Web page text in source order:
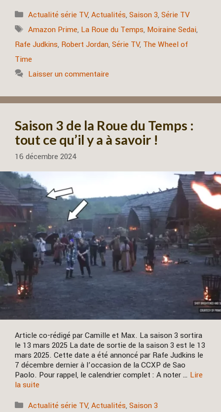
Catégories
Actualité série TV,Actualités,Saison 3,Série TV
Étiquettes
Amazon Prime, La Roue du Temps, Moiraine Sedai,
Rafe Judkins, Robert Jordan, Série TV, The Wheel of
Time
Laisser un commentaire
Saison 3 de la Roue du Temps :
tout ce qu’il y a à savoir !
16 décembre 2024
Article co-rédigé par Camille et Max. La saison 3 sortira
le 13 mars 2025 La date de sortie de la saison 3 est le 13
mars 2025. Cette date a été annoncé par Rafe Judkins le
7 décembre dernier à l’occasion de la CCXP de Sao
Paolo. Pour rappel, le calendrier complet : A noter … Lire
la suite
Catégories
Actualité série TV,Actualités,Saison 3